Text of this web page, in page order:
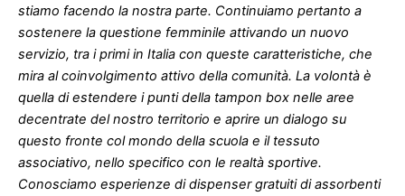
stiamo facendo la nostra parte. Continuiamo pertanto a
sostenere la questione femminile attivando un nuovo
servizio, tra i primi in Italia con queste caratteristiche, che
mira al coinvolgimento attivo della comunità. La volontà è
quella di estendere i punti della tampon box nelle aree
decentrate del nostro territorio e aprire un dialogo su
questo fronte col mondo della scuola e il tessuto
associativo, nello specifico con le realtà sportive.
Conosciamo esperienze di dispenser gratuiti di assorbenti